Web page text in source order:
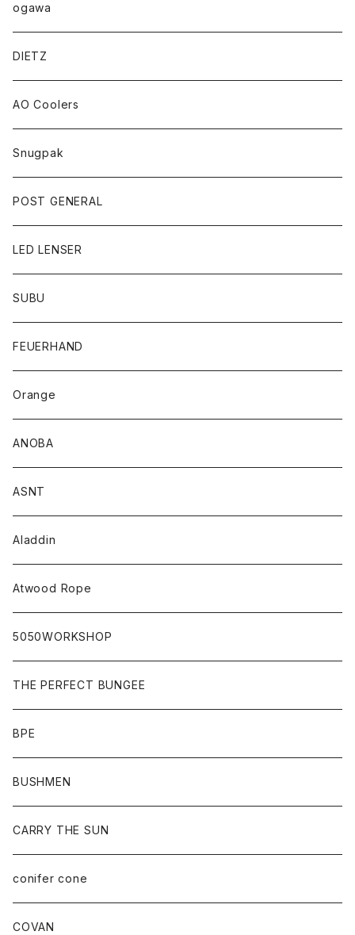
ogawa
DIETZ
AO Coolers
Snugpak
POST GENERAL
LED LENSER
SUBU
FEUERHAND
Orange
ANOBA
ASNT
Aladdin
Atwood Rope
5050WORKSHOP
THE PERFECT BUNGEE
BPE
BUSHMEN
CARRY THE SUN
conifer cone
COVAN